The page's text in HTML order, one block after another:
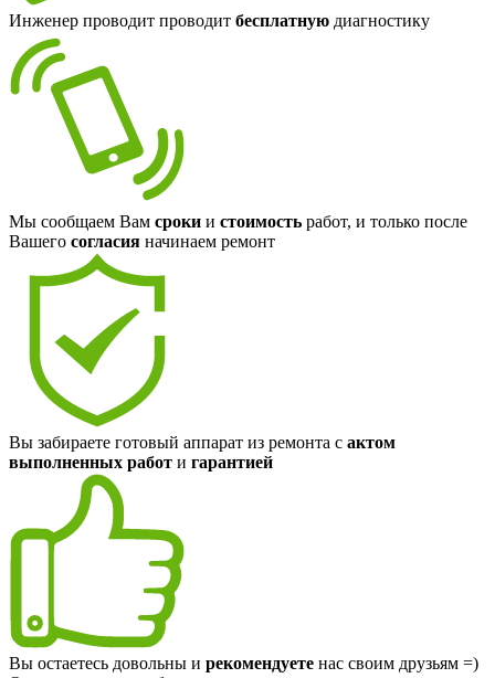
Инженер проводит проводит бесплатную диагностику
Мы сообщаем Вам сроки и стоимость работ, и только после
Вашего согласия начинаем ремонт
Вы забираете готовый аппарат из ремонта с актом
выполненных работ и гарантией
Вы остаетесь довольны и рекомендуете нас своим друзьям =)